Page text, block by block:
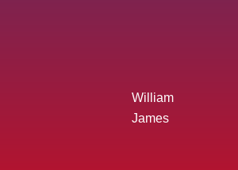
William
James